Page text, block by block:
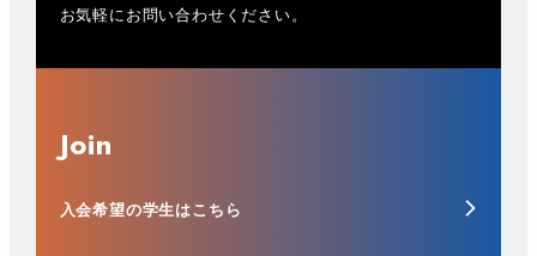
お気軽にお問い合わせください。
Join
入会希望の学生はこちら